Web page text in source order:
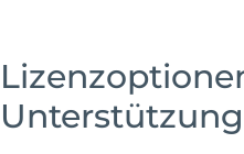
Unterstützung